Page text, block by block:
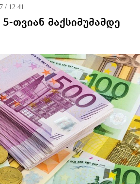
/ 12:41
თვიან მაქსიმუმამდე